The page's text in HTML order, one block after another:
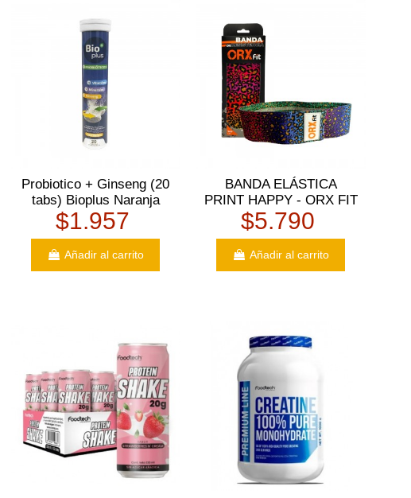
Probiotico + Ginseng (20
tabs) Bioplus Naranja
$1.957
Añadir al carrito
BANDA ELÁSTICA
PRINT HAPPY - ORX FIT
$5.790
Añadir al carrito